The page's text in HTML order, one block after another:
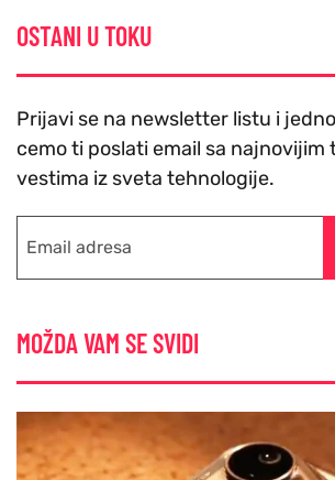
OSTANI U TOKU
Prijavi se na newsletter listu i
cemo ti poslati email sa najnovijim
vestima iz sveta tehnologije.
MOŽDA VAM SE SVIDI